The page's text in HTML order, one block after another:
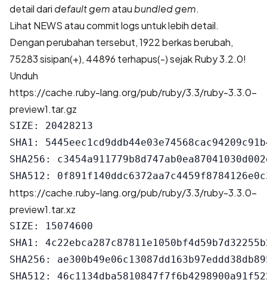
detail dari default gemataubundled gem.
Lihat NEWSataucommit logsuntuk lebih detail.
Dengan perubahan tersebut,1922 berkas berubah,
75283 sisipan(+), 44896 terhapus(-)sejak Ruby 3.2.0!
Unduh
https://cache.ruby-lang.org/pub/ruby/3.3/ruby-3.3.0-
preview1.tar.gz
SIZE: 20428213
SHA1:
SHA256:
https://cache.ruby-lang.org/pub/ruby/3.3/ruby-3.3.0-
preview1.tar.xz
SIZE: 15074600
SHA1:
SHA256: